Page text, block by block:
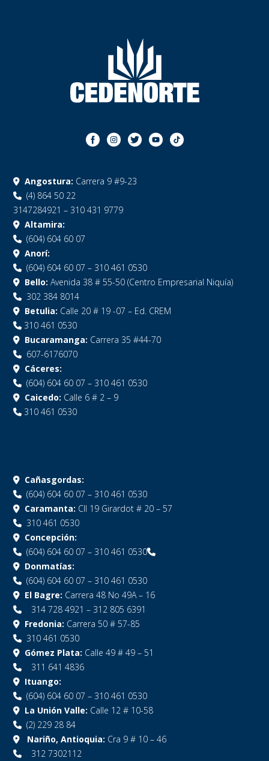
Angostura: Carrera 9 #9-23
(4) 864 50 22
3147284921 – 310 431 9779
Altamira:
(604) 604 60 07
Anorí:
(604) 604 60 07 – 310 461 0530
Bello: Avenida 38 # 55-50 (Centro Empresarial Niquía)
302 384 8014
Betulia: Calle 20 # 19 -07 – Ed. CREM
310 461 0530
Bucaramanga: Carrera 35 #44-70
607-6176070
Cáceres:
(604) 604 60 07 – 310 461 0530
Caicedo: Calle 6 # 2 – 9
310 461 0530
Cañasgordas:
(604) 604 60 07 – 310 461 0530
Caramanta: Cll 19 Girardot # 20 – 57
310 461 0530
Concepción:
(604) 604 60 07 – 310 461 0530
Donmatías:
(604) 604 60 07 – 310 461 0530
El Bagre: Carrera 48 No 49A – 16
314 728 4921 – 312 805 6391
Fredonia: Carrera 50 # 57-85
310 461 0530
Gómez Plata: Calle 49 # 49 – 51
311 641 4836
Ituango:
(604) 604 60 07 – 310 461 0530
La Unión Valle: Calle 12 # 10-58
(2) 229 28 84
Nariño, Antioquia: Cra 9 # 10 – 46
312 7302112